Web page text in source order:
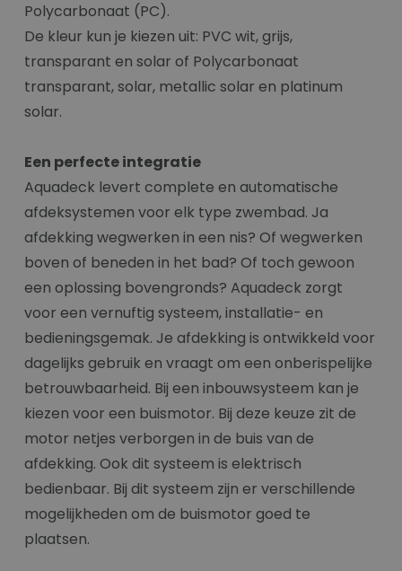
Polycarbonaat (PC).
De kleur kun je kiezen uit: PVC wit, grijs,
transparant en solar of Polycarbonaat
transparant, solar, metallic solar en platinum
solar.
Een perfecte integratie
Aquadeck levert complete en automatische
afdeksystemen voor elk type zwembad. Ja
afdekking wegwerken in een nis? Of wegwerken
boven of beneden in het bad? Of toch gewoon
een oplossing bovengronds? Aquadeck zorgt
voor een vernuftig systeem, installatie- en
bedieningsgemak. Je afdekking is ontwikkeld voor
dagelijks gebruik en vraagt om een onberispelijke
betrouwbaarheid. Bij een inbouwsysteem kan je
kiezen voor een buismotor. Bij deze keuze zit de
motor netjes verborgen in de buis van de
afdekking. Ook dit systeem is elektrisch
bedienbaar. Bij dit systeem zijn er verschillende
mogelijkheden om de buismotor goed te
plaatsen.